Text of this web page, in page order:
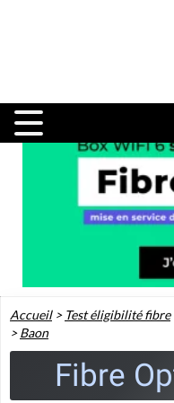
Accueil> Test éligibilité fibre
>Baon
Fibre